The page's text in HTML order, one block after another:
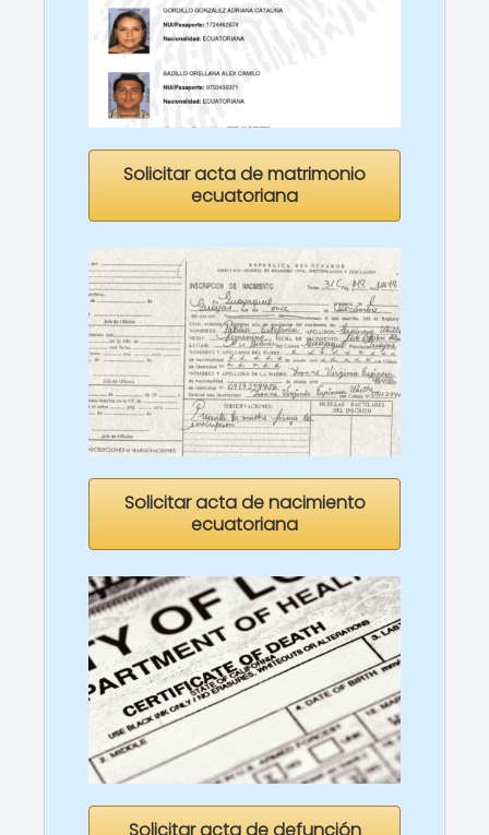
Solicitar acta de matrimonio
ecuatoriana
Solicitar acta de nacimiento
ecuatoriana